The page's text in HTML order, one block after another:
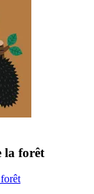
la forêt